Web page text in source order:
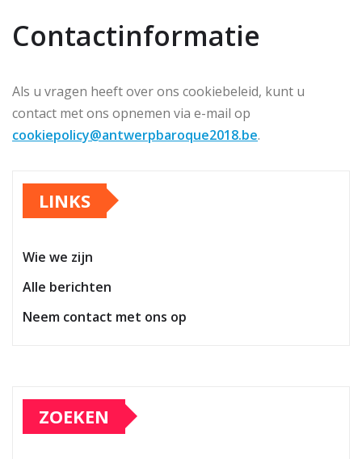
Contactinformatie
Als u vragen heeft over ons cookiebeleid, kunt u
contact met ons opnemen via e-mail op
cookiepolicy@antwerpbaroque2018.be.
LINKS
Wie we zijn
Alle berichten
Neem contact met ons op
ZOEKEN